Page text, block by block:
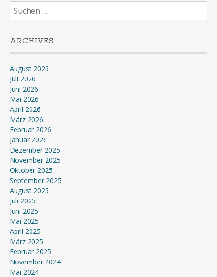
Suchen
nach:
ARCHIVES
August 2026
Juli 2026
Juni 2026
Mai 2026
April 2026
März 2026
Februar 2026
Januar 2026
Dezember 2025
November 2025
Oktober 2025
September 2025
August 2025
Juli 2025
Juni 2025
Mai 2025
April 2025
März 2025
Februar 2025
November 2024
Mai 2024